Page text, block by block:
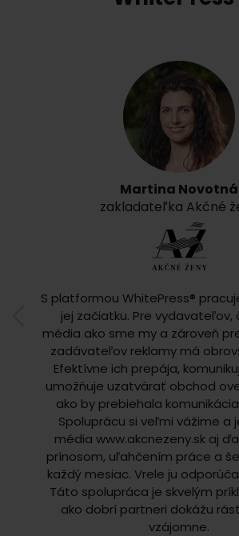
Martina Novotná
zakladateľka Akčné
S platformou WhitePress®
jej začiatku. Pre vydavateľov,
média ako sme my a zároveň
zadávateľov reklamy má
Efektívne ich prepája,
umožňuje uzatvárať obchod
ako by prebiehala
Spoluprácu si veľmi vážime a
média www.akcnezeny.sk aj
prínosom, uľahčením práce a
každý mesiac. Vrele ju
Táto spolupráca je skvelým
ako dobrí partneri dokážu
vzájomne.